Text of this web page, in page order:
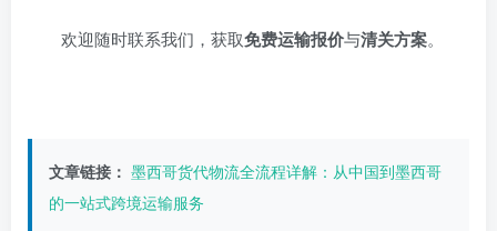
欢迎随时联系我们，获取免费运输报价与清关方案。
文章链接： 墨西哥货代物流全流程详解：从中国到墨西哥
的一站式跨境运输服务